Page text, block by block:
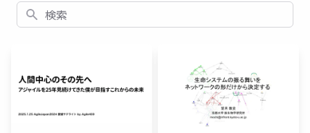
検索